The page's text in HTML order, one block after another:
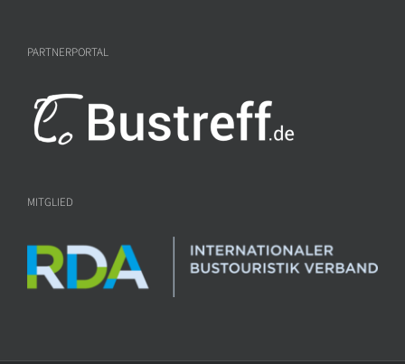
PARTNERPORTAL
MITGLIED